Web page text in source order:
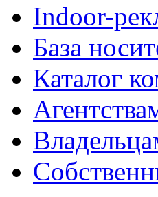
Indoor-
База
Каталог